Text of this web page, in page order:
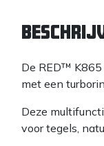
De RED™ K865
met een
Deze
voor tegels,